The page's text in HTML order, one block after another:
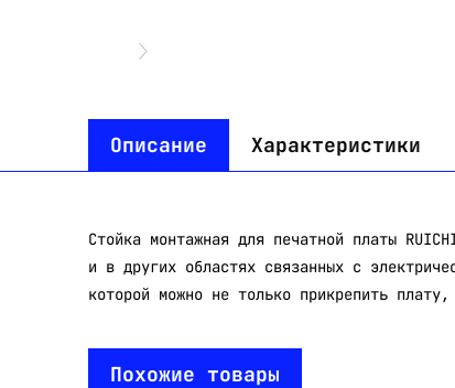
Описание Характеристики
Стойка монтажная для печатной платы
и в других областях связанных с
которой можно не только прикрепить
Похожие товары